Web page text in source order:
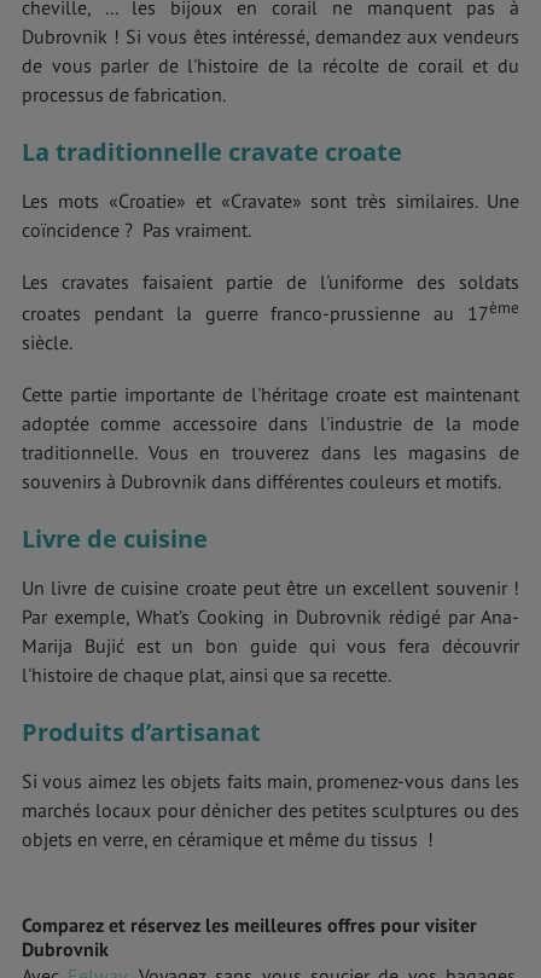
cheville, ... les bijoux en corail ne manquent pas à
Dubrovnik ! Si vous êtes intéressé, demandez aux vendeurs
de vous parler de l'histoire de la récolte de corail et du
processus de fabrication.
La traditionnelle cravate croate
Les mots «Croatie» et «Cravate» sont très similaires. Une
coïncidence ? Pas vraiment.
Les cravates faisaient partie de l'uniforme des soldats
croates pendant la guerre franco-prussienne au 17ème
siècle.
Cette partie importante de l'héritage croate est maintenant
adoptée comme accessoire dans l'industrie de la mode
traditionnelle. Vous en trouverez dans les magasins de
souvenirs à Dubrovnik dans différentes couleurs et motifs.
Livre de cuisine
Un livre de cuisine croate peut être un excellent souvenir !
Par exemple, What’s Cooking in Dubrovnik rédigé par Ana-
Marija Bujić est un bon guide qui vous fera découvrir
l'histoire de chaque plat, ainsi que sa recette.
Produits d’artisanat
Si vous aimez les objets faits main, promenez-vous dans les
marchés locaux pour dénicher des petites sculptures ou des
objets en verre, en céramique et même du tissus !
Comparez et réservez les meilleures offres pour visiter
Dubrovnik